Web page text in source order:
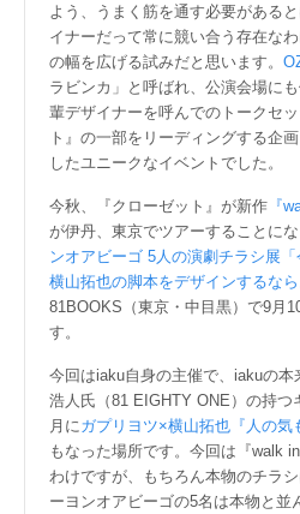
よう、うまく筋を通す必要がある
イナーだって常に競い合う存在な
の幅を広げる試みだと思います。
ラビンカ」と呼ばれ、公演会場に
輩デザイナーを呼んでのトークセ
ト』の一部をリーディングする企
したユニークなイベントでした。
今秋、『クローゼット』が新作 『
が伊丹、東京でツアーすることにな
ンオアビーゴ 5人の演劇チラシ展
横山拓也の脚本をデザインするなら
81BOOKS（東京・中目黒）で9月
す。
今回はiaku自身の主催で、iakuの
浩人氏（81 EIGHTY ONE）の持つ
月に ガプリヨツ×横山拓也『人の気
もなった場所です。今回は『walk
わけですが、もちろん本物のチラ
ーヨンオアビーゴの5名は本物と並